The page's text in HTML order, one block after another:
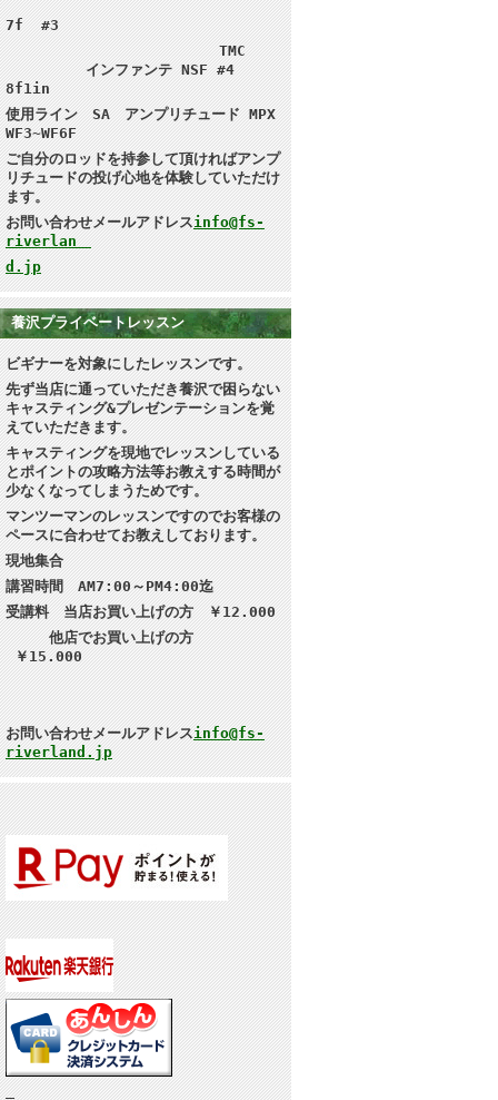
7f #3
TMC
インファンテ NSF #4
8f1in
使用ライン SA アンプリチュード MPX
WF3~WF6F
ご自分のロッドを持参して頂ければアンプ
リチュードの投げ心地を体験していただけ
ます。
お問い合わせメールアドレスinfo@fs-
riverlan
d.jp
養沢プライベートレッスン
ビギナーを対象にしたレッスンです。
先ず当店に通っていただき養沢で困らない
キャスティング&プレゼンテーションを覚
えていただきます。
キャスティングを現地でレッスンしている
とポイントの攻略方法等お教えする時間が
少なくなってしまうためです。
マンツーマンのレッスンですのでお客様の
ペースに合わせてお教えしております。
現地集合
講習時間 AM7:00～PM4:00迄
受講料 当店お買い上げの方 ￥12.000
他店でお買い上げの方
￥15.000
お問い合わせメールアドレスinfo@fs-
riverland.jp